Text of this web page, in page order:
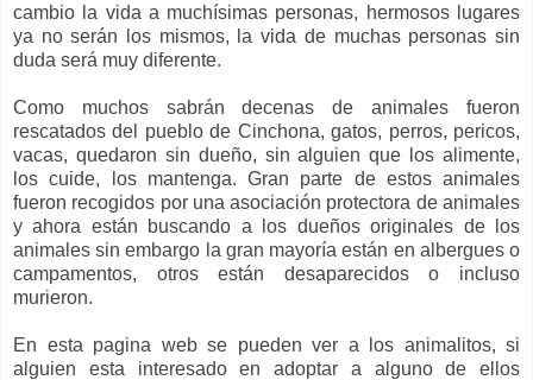
cambio la vida a muchísimas personas, hermosos lugares
ya no serán los mismos, la vida de muchas personas sin
duda será muy diferente.
Como muchos sabrán decenas de animales fueron
rescatados del pueblo de Cinchona, gatos, perros, pericos,
vacas, quedaron sin dueño, sin alguien que los alimente,
los cuide, los mantenga. Gran parte de estos animales
fueron recogidos por una asociación protectora de animales
y ahora están buscando a los dueños originales de los
animales sin embargo la gran mayoría están en albergues o
campamentos, otros están desaparecidos o incluso
murieron.
En esta pagina web se pueden ver a los animalitos, si
alguien esta interesado en adoptar a alguno de ellos